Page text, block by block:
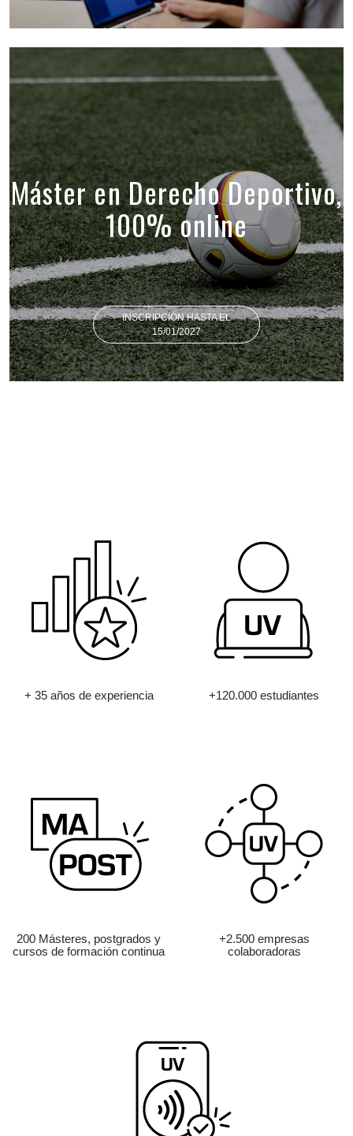
Máster en Derecho Deportivo,
100% online
INSCRIPCIÓN HASTA EL
15/01/2027
+ 35 años de experiencia +120.000 estudiantes
200 Másteres, postgrados y
cursos de formación continua
+2.500 empresas
colaboradoras